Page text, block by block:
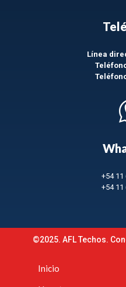
Línea
+54 11
+54 11
©2025. AFL Techos.
Inicio